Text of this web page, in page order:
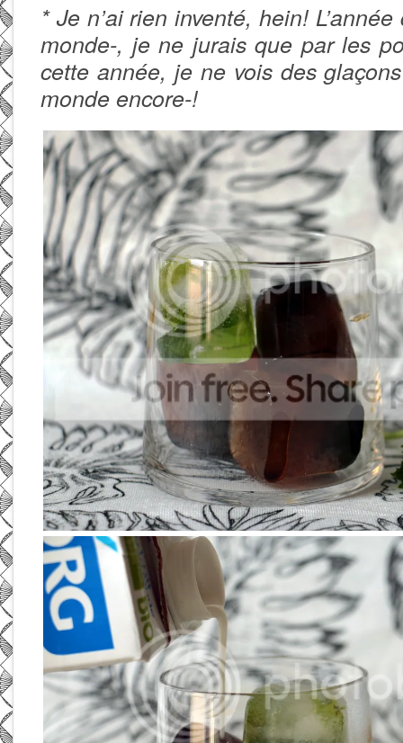
* Je n’ai rien inventé, hein!
monde-, je ne jurais que par les
cette année, je ne vois des
monde encore-!